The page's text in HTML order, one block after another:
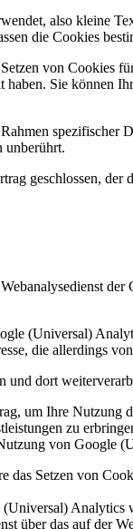
also kleine
die Cookies
von
Sie können
unberührt.
geschlossen,
(Universal)
die allerdings
und dort
um Ihre Nutzung
zu
von Google
das Setzen von
über das auf der